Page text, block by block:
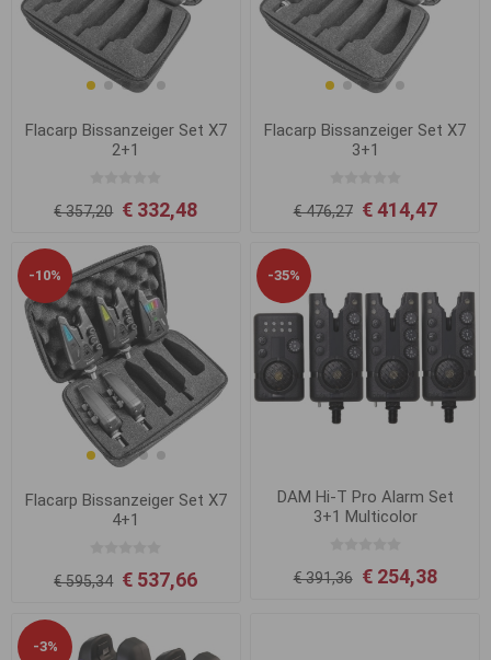
Flacarp Bissanzeiger Set X7
2+1
€ 357,20 € 332,48
Flacarp Bissanzeiger Set X7
3+1
€ 476,27 € 414,47
-10%
Flacarp Bissanzeiger Set X7
4+1
€ 595,34 € 537,66
-35%
DAM Hi-T Pro Alarm Set
3+1 Multicolor
€ 391,36 € 254,38
-3%